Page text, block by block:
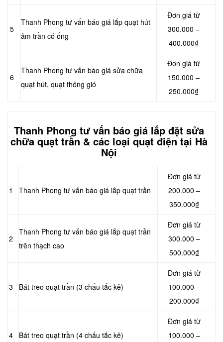
5
Thanh Phong tư vấn báo giá lắp quạt hút
âm trần có ống
Đơn giá từ
300.000 –
400.000₫
6
Thanh Phong tư vấn báo giá sửa chữa
quạt hút, quạt thông gió
Đơn giá từ
150.000 –
250.000₫
Thanh Phong tư vấn báo giá lắp đặt sửa
chữa quạt trần & các loại quạt điện tại Hà
Nội
1 Thanh Phong tư vấn báo giá lắp quạt trần
Đơn giá từ
200.000 –
350.000₫
2
Thanh Phong tư vấn báo giá lắp quạt trần
trên thạch cao
Đơn giá từ
300.000 –
500.000₫
3 Bát treo quạt trần (3 chấu tắc kê)
Đơn giá từ
100.000 –
200.000₫
4 Bát treo quạt trần (4 chấu tắc kê)
Đơn giá từ
100.000 –